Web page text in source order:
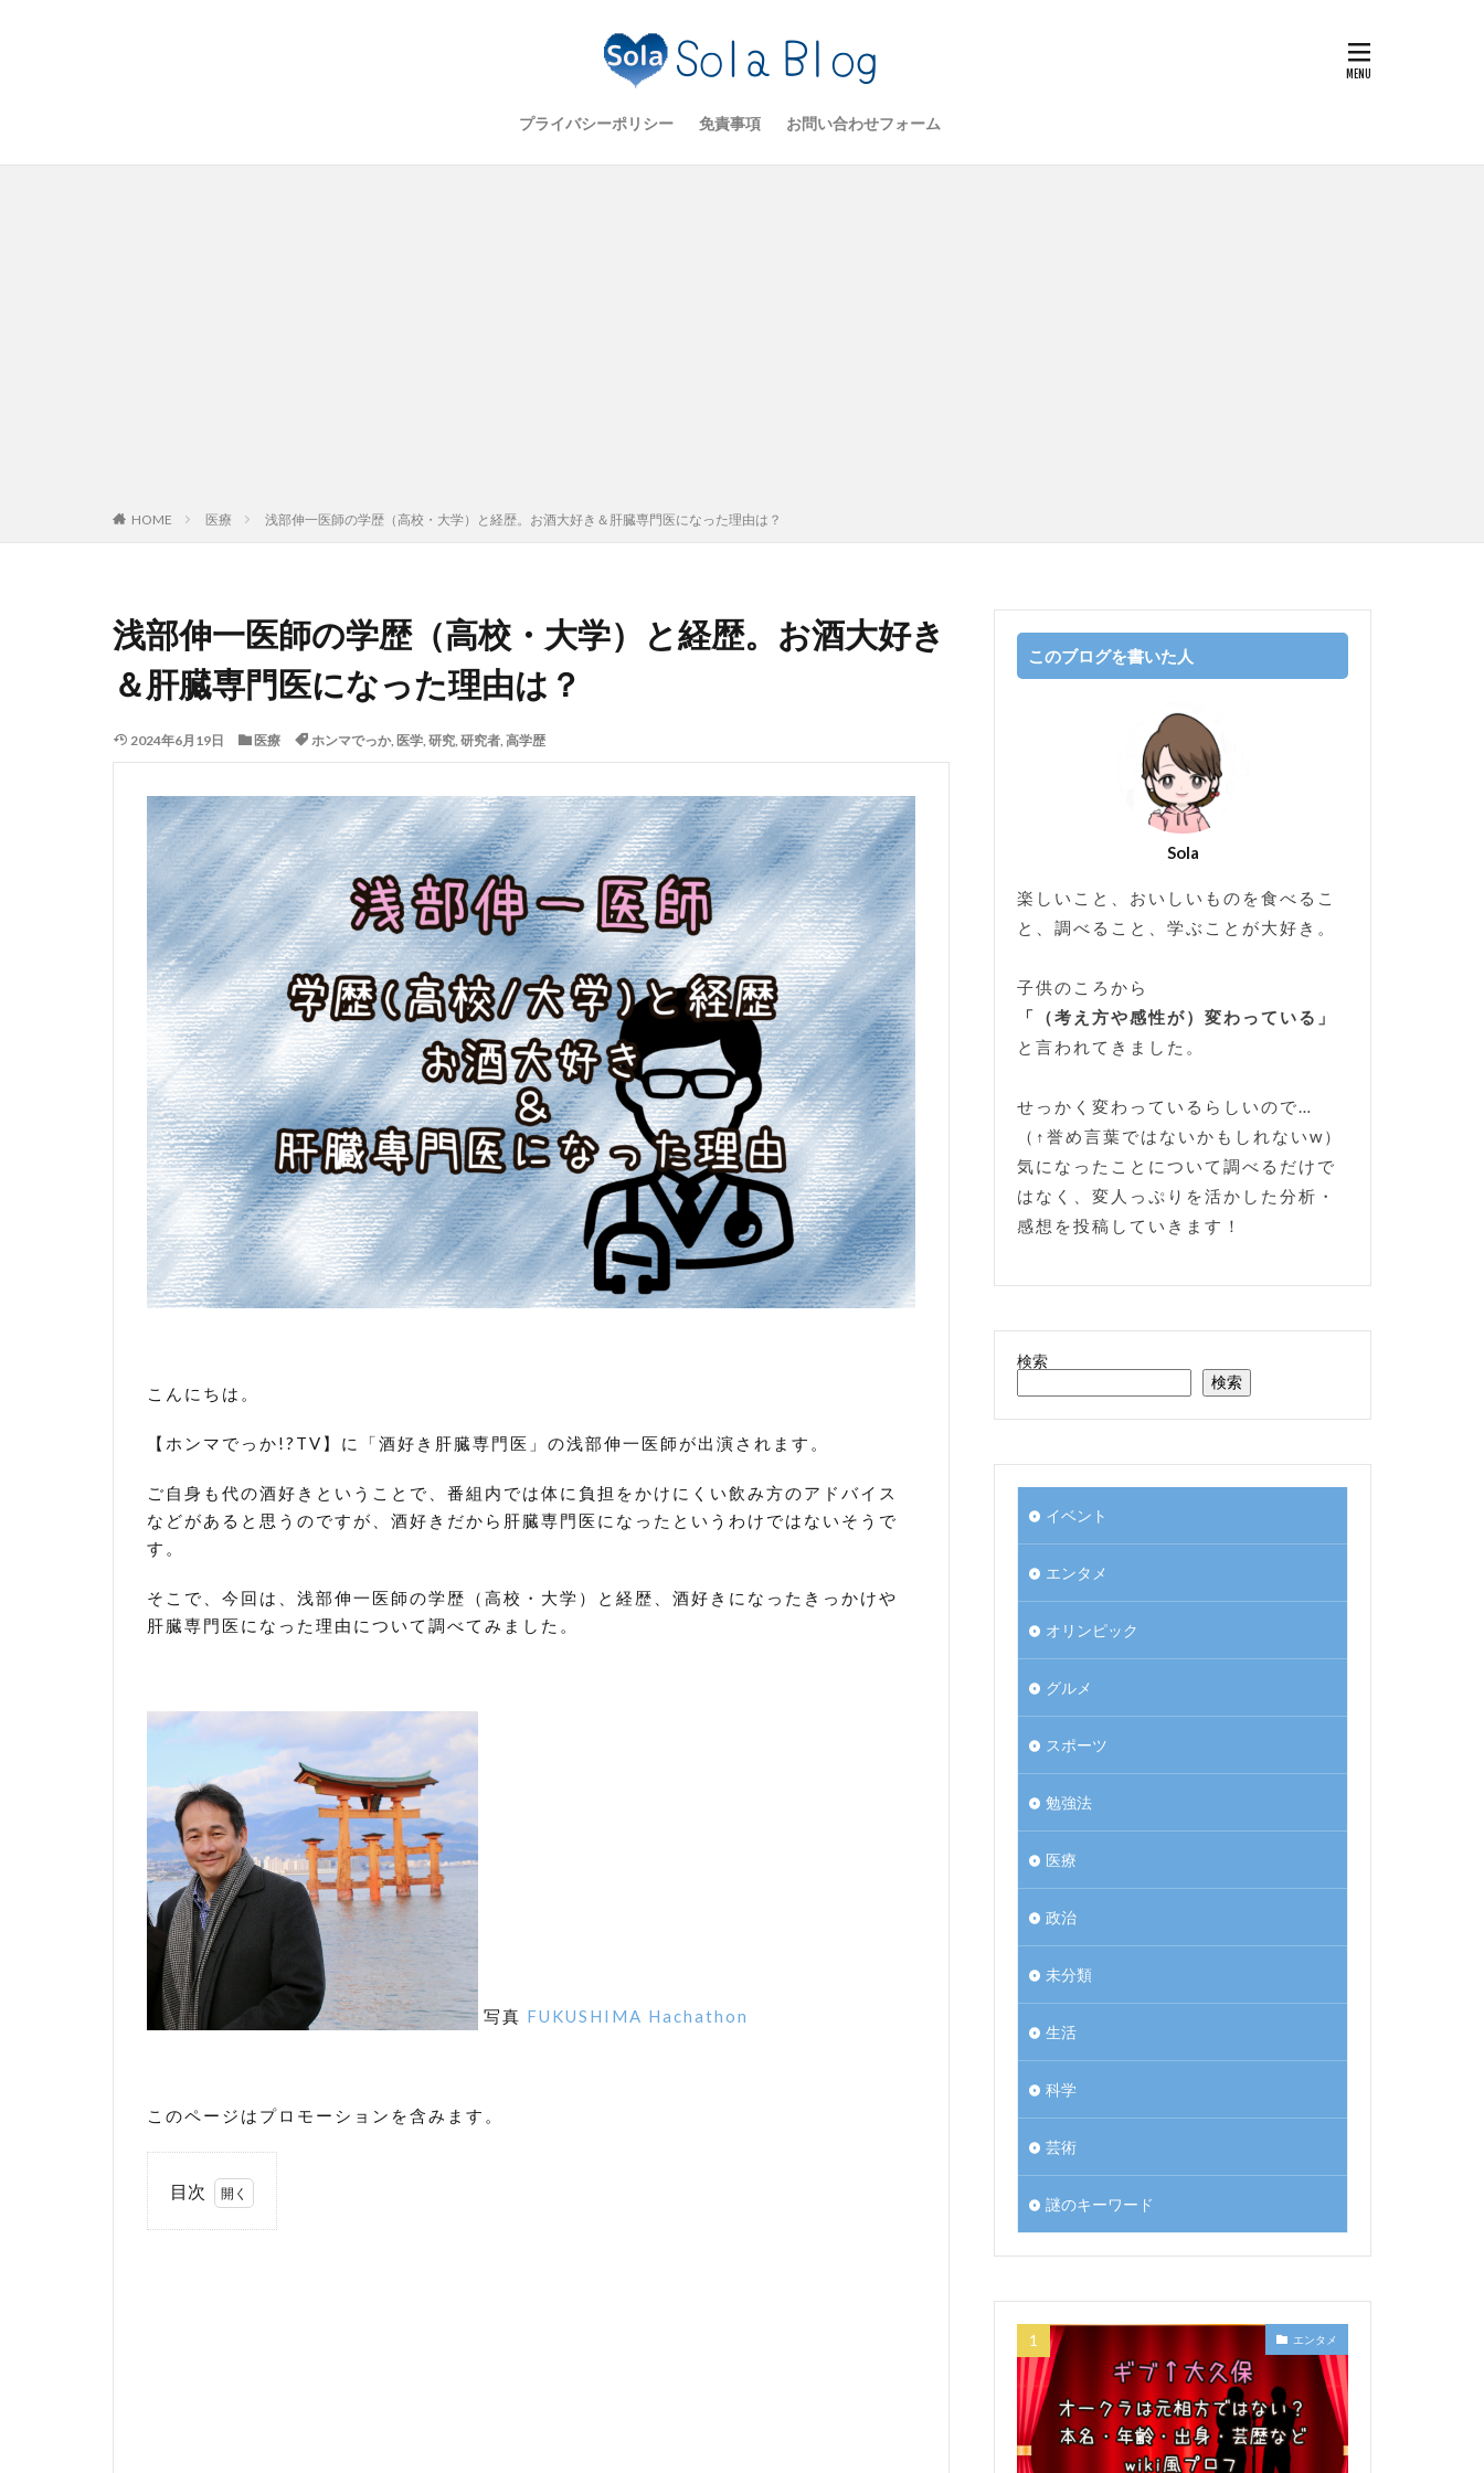
プライバシーポリシー 免責事項 お問い合わせフォーム
HOME 医療 浅部伸一医師の学歴（高校・大学）と経歴。お酒大好き＆肝臓専門医になった理由は？
浅部伸一医師の学歴（高校・大学）と経歴。お酒大好き
＆肝臓専門医になった理由は？
2024年6月19日 医療 ホンマでっか, 医学, 研究, 研究者, 高学歴
こんにちは。
【ホンマでっか!?TV】に「酒好き肝臓専門医」の浅部伸一医師が出演されます。
ご自身も代の酒好きということで、番組内では体に負担をかけにくい飲み方のアドバイス
などがあると思うのですが、酒好きだから肝臓専門医になったというわけではないそうで
す。
そこで、今回は、浅部伸一医師の学歴（高校・大学）と経歴、酒好きになったきっかけや
肝臓専門医になった理由について調べてみました。
写真 FUKUSHIMA Hachathon
このページはプロモーションを含みます。
目次
このブログを書いた人
Sola
楽しいこと、おいしいものを食べるこ
と、調べること、学ぶことが大好き。
子供のころから
「（考え方や感性が）変わっている」
と言われてきました。
せっかく変わっているらしいので…
（↑誉め言葉ではないかもしれないw）
気になったことについて調べるだけで
はなく、変人っぷりを活かした分析・
感想を投稿していきます！
検索
検索
イベント
エンタメ
オリンピック
グルメ
スポーツ
勉強法
医療
政治
未分類
生活
科学
芸術
謎のキーワード
エンタメ